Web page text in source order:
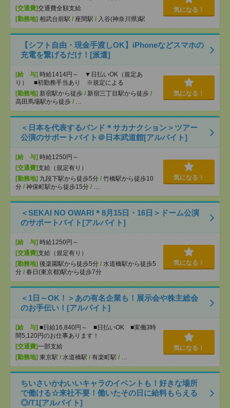
[交通費]交通費全額支給
[勤務地] 相武台前駅 / 座間駅 / 入谷(神奈川県)駅
気になる！
【シフト自由・現金手渡しOK】iPhoneなどスマホの
充電を繋げるだけ！[派遣]
[給 与] 時給1414円～ ▼日払いOK（規定あ
り） ■初勤務手当あり ※規定による
[勤務地] 新宿駅から徒歩 / 新宿三丁目駅から徒歩 /
高田馬場駅から徒歩 / …
気になる！
＜日本を代表するバンド＊サカナクション＞ツアー
公演のサポートバイト＠日本武道館[アルバイト]
[給 与] 時給1250円～
[交通費]支給（規定有り）
[勤務地] 九段下駅から徒歩5分 / 竹橋駅から徒歩10
分 / 神保町駅から徒歩15分 / …
気になる！
＜SEKAI NO OWARI＊8月15日・16日＞ドーム公演
のサポートバイト[アルバイト]
[給 与] 時給1250円～
[交通費]支給（規定有り）
[勤務地] 後楽園駅から徒歩5分 / 水道橋駅から徒歩5
分 / 春日(東京都)駅から徒歩7分
気になる！
＜1日～OK！＞あの有名企業も！展示会や株主総会
のお手伝い！[アルバイト]
[給 与] ■日給16,840円～ ■日払いOK ■実働3時
間5,120円のお仕事あります！
[交通費]一部支給
[勤務地] 東京駅 / 水道橋駅 / 有楽町駅 / …
気になる！
ちいさいかわいいキャラのイベントも！好きな場所
で働ける☆来社不要！働いたその日に給料もらえる
◎/T1[アルバイト]